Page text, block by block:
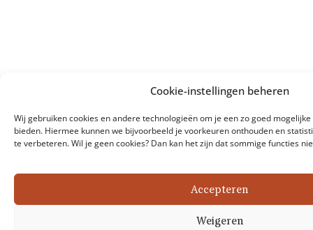
Cookie-instellingen beheren
Wij gebruiken cookies en andere technologieën om je een zo goed
bieden. Hiermee kunnen we bijvoorbeeld je voorkeuren onthouden en
te verbeteren. Wil je geen cookies? Dan kan het zijn dat sommige functies
Accepteren
Weigeren